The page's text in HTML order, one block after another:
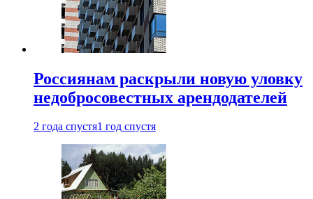
Россиянам раскрыли новую уловку
недобросовестных арендодателей
2 года спустя1 год спустя